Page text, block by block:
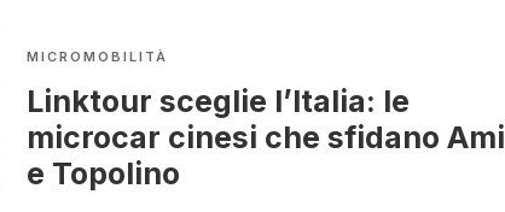
MICROMOBILITÀ
Linktour sceglie l’Italia: le
microcar cinesi che sfidano Ami
e Topolino